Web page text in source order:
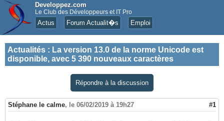
Developpez.com
Le Club des Développeurs et IT Pro
Actus Forum Actualit�s Emploi
Actualités : La version 13.0 de la norme Unicode est
disponible, avec 5 390 nouveaux caractères
Répondre à la discussion
Stéphane le calme, le 06/02/2019 à 19h27 #1